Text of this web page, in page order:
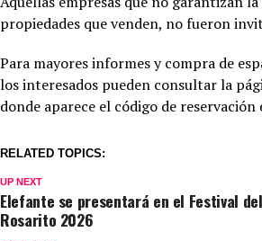
propiedades que venden, no fueron
Para mayores informes y compra de
los interesados pueden consultar la
donde aparece el código de reservación
RELATED TOPICS:
UP NEXT
Elefante se presentará en el Festival
Rosarito 2026